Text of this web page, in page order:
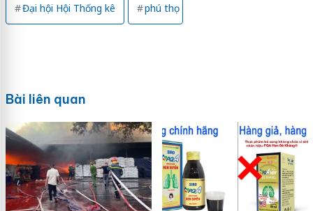
Đại hội Hội Thống kê phú thọ
Bài liên quan